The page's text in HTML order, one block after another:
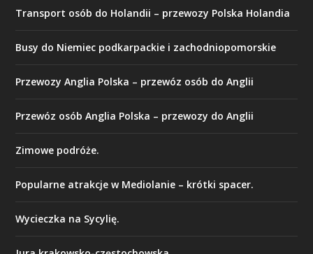
Transport osób do Holandii – przewozy Polska Holandia
Busy do Niemiec podkarpackie i zachodniopomorskie
Przewozy Anglia Polska – przewóz osób do Anglii
Przewóz osób Anglia Polska – przewozy do Anglii
Zimowe podróże.
Popularne atrakcje w Mediolanie – krótki spacer.
Wycieczka na Sycylię.